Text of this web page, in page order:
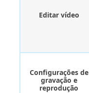
Editar vídeo
Configurações de
gravação e
reprodução